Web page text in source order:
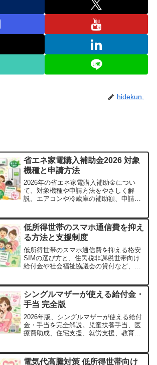
hidekun.
省エネ家電購入補助金2026 対象
機種と申請方法
2026年の省エネ家電購入補助金につい
て、対象機種や申請方法をやさしく解
説。エアコンや冷蔵庫の補助額、申請の
低所得世帯のスマホ通信費を抑え
る方法と支援制度
低所得世帯のスマホ通信費を抑える格安
SIMの選び方と、住民税非課税世帯向け
給付金や社会福祉協議会の貸付など、申
シングルマザーが使える給付金・
手当 完全版
2026年版、シングルマザーが使える給付
金・手当を完全解説。児童扶養手当、医
療費助成、住宅支援、就労支援、教育費
電気代高騰対策 低所得世帯向け